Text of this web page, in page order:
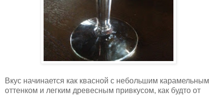
Вкус начинается как квасной с небольшим карамельным
оттенком и легким древесным привкусом, как будто от